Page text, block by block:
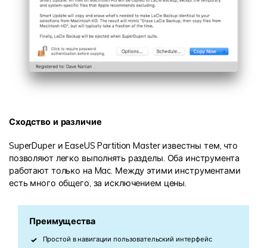
Сходство и различие
SuperDuper и EaseUS Partition Master известны тем, что
позволяют легко выполнять разделы. Оба инструмента
работают только на Mac. Между этими инструментами
есть много общего, за исключением цены.
Преимущества
Простой в навигации пользовательский интерфейс